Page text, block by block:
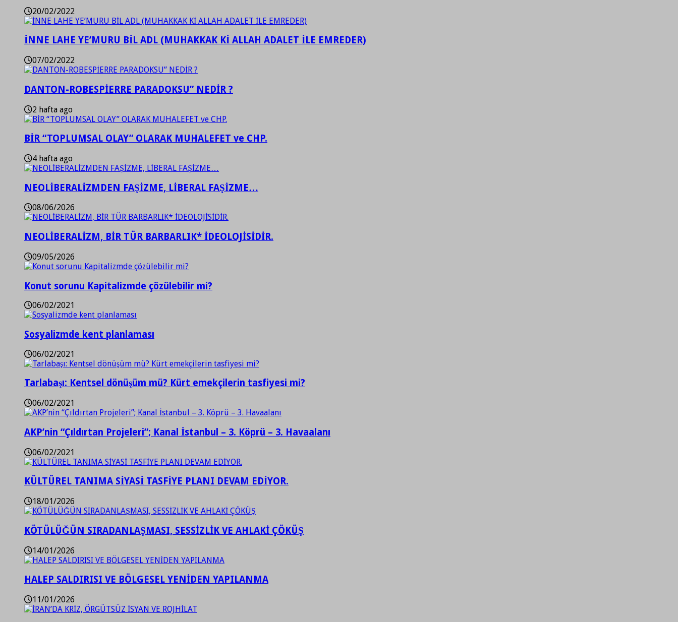
20/02/2022
İNNE LAHE YE’MURU BİL ADL (MUHAKKAK Kİ ALLAH ADALET İLE EMREDER)
07/02/2022
DANTON-ROBESPİERRE PARADOKSU” NEDİR ?
2 hafta ago
BİR “TOPLUMSAL OLAY” OLARAK MUHALEFET ve CHP.
4 hafta ago
NEOLİBERALİZMDEN FAŞİZME, LİBERAL FAŞİZME…
08/06/2026
NEOLİBERALİZM, BİR TÜR BARBARLIK* İDEOLOJİSİDİR.
09/05/2026
Konut sorunu Kapitalizmde çözülebilir mi?
06/02/2021
Sosyalizmde kent planlaması
06/02/2021
Tarlabaşı: Kentsel dönüşüm mü? Kürt emekçilerin tasfiyesi mi?
06/02/2021
AKP’nin “Çıldırtan Projeleri”; Kanal İstanbul – 3. Köprü – 3. Havaalanı
06/02/2021
KÜLTÜREL TANIMA SİYASİ TASFİYE PLANI DEVAM EDİYOR.
18/01/2026
KÖTÜLÜĞÜN SIRADANLAŞMASI, SESSİZLİK VE AHLAKİ ÇÖKÜŞ
14/01/2026
HALEP SALDIRISI VE BÖLGESEL YENİDEN YAPILANMA
11/01/2026